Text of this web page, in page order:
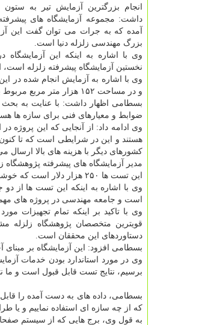
انجام بزرگترین آزمایش تیر به ستون
داشت: مجموعه آزمایشگاه های
بزرگ مهندسی زلزله دنیا است.
وی با اشاره به اینكه این آزمایشگاه
نخستین آزمایشگاه پیشرفته زلزله است،
و در مساحت ۱۵۲ هزار متر مربع مربوط به مجتمع ایرانشهر است.
بسطامی اظهار داشت: با عنایت به بحث
ضوابط و معیارهای فنی برای سازه ها
وی ادامه داد: از آنجایی كه این پروژه
هستند و این در شرایطی است كه تا
كشورهای دیگر با هزینه های بالا ارسال
مدیر آزمایشگاه های پیشرفته پژوهشگاه
این تست ها ۲۵۰ هزار دلار است كه خوشبختانه این تست ها با كمتر از یك دهم كشورهای خارجی، در این آزمایشگاه انجام می شود.
وی با اشاره به اینكه این تست ها از
است و جامعه مهندسی در پروژه های مهم
وی با تاكید بر اینكه تمام تجهیزات
قویترین متخصصان پژوهشگاه
دستاوردهای این محققان است.
بسطامی افزود: این آزمایشگاه بر مبنای
وی در مورد استاندارد بودن خدمات
برسیم، نتایج تست قابل قبول است و ما
بسطامی، داده های به دست آمده را
كه از چه سازه ای استفاده نماییم و یا
به قول وی، برج هایی كه از سیستم صفحات